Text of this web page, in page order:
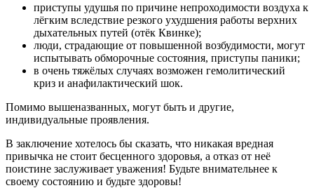
приступы удушья по причине непроходимости воздуха к
лёгким вследствие резкого ухудшения работы верхних
дыхательных путей (отёк Квинке);
люди, страдающие от повышенной возбудимости, могут
испытывать обморочные состояния, приступы паники;
в очень тяжёлых случаях возможен гемолитический
криз и анафилактический шок.
Помимо вышеназванных, могут быть и другие,
индивидуальные проявления.
В заключение хотелось бы сказать, что никакая вредная
привычка не стоит бесценного здоровья, а отказ от неё
поистине заслуживает уважения! Будьте внимательнее к
своему состоянию и будьте здоровы!